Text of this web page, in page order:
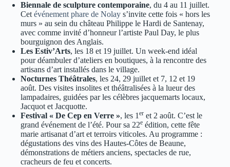
Biennale de sculpture contemporaine, du 4 au 11 juillet.
Cet événement phare de Nolay s’invite cette fois « hors les
murs » au sein du château Philippe le Hardi de Santenay,
avec comme invité d’honneur l’artiste Paul Day, le plus
bourguignon des Anglais.
Les Estiv’Arts, les 18 et 19 juillet. Un week-end idéal
pour déambuler d’ateliers en boutiques, à la rencontre des
artisans d’art installés dans le village.
Nocturnes Théâtrales, les 24, 29 juillet et 7, 12 et 19
août. Des visites insolites et théâtralisées à la lueur des
lampadaires, guidées par les célèbres jacquemarts locaux,
Jacquot et Jacquotte.
Festival « De Cep en Verre », les 1 er et 2 août. C’est le
grand événement de l’été. Pour sa 22e édition, cette fête
marie artisanat d’art et terroirs viticoles. Au programme :
dégustations des vins des Hautes-Côtes de Beaune,
démonstrations de métiers anciens, spectacles de rue,
cracheurs de feu et concerts.